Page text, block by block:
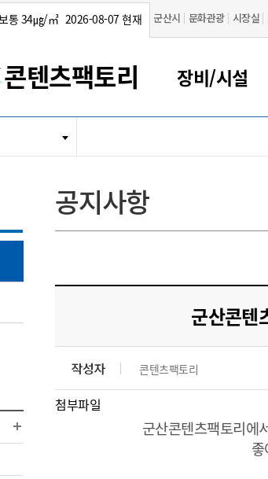
통 34㎍/㎥ 2026-08-07 현재 군산시 문화관광 시장실
콘텐츠팩토리 장비/시설
설
업
당
개
공지사항
군산콘텐
작성자 콘텐츠팩토리
첨부파일
군산콘텐츠팩토리에